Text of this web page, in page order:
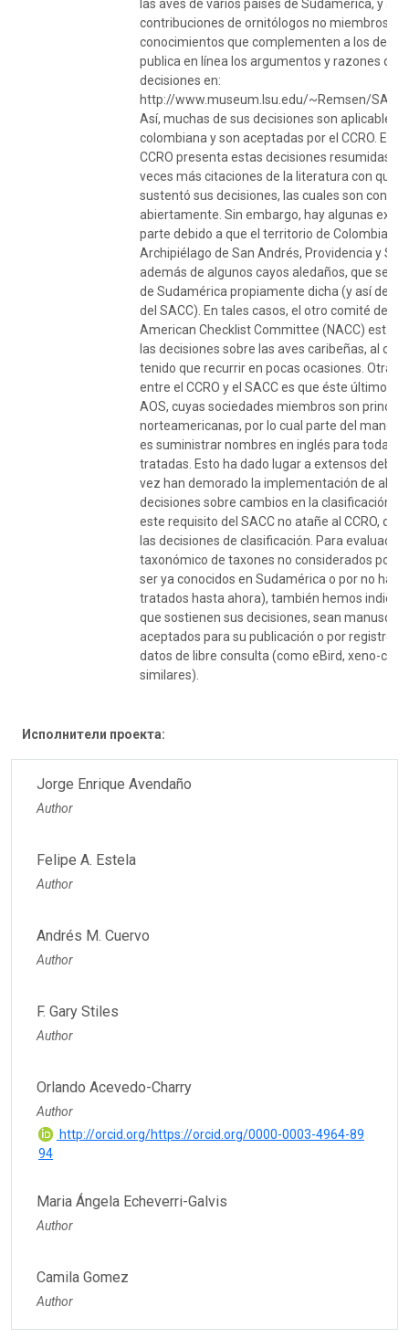
las aves de varios países de Sudamérica, y
contribuciones de ornitólogos no miembros
conocimientos que complementen a los del
publica en línea los argumentos y razones que
decisiones en:
http://www.museum.lsu.edu/~Remsen/
Así, muchas de sus decisiones son aplicables
colombiana y son aceptadas por el CCRO. En
CCRO presenta estas decisiones resumidas,
veces más citaciones de la literatura con que
sustentó sus decisiones, las cuales son
abiertamente. Sin embargo, hay algunas
parte debido a que el territorio de Colombia
Archipiélago de San Andrés, Providencia y
además de algunos cayos aledaños, que se
de Sudamérica propiamente dicha (y así de la
del SACC). En tales casos, el otro comité del
American Checklist Committee (NACC) está
las decisiones sobre las aves caribeñas, al
tenido que recurrir en pocas ocasiones. Otra
entre el CCRO y el SACC es que éste último
AOS, cuyas sociedades miembros son
norteamericanas, por lo cual parte del
es suministrar nombres en inglés para todas
tratadas. Esto ha dado lugar a extensos
vez han demorado la implementación de
decisiones sobre cambios en la clasificación.
este requisito del SACC no atañe al CCRO,
las decisiones de clasificación. Para
taxonómico de taxones no considerados por el
ser ya conocidos en Sudamérica o por no
tratados hasta ahora), también hemos
que sostienen sus decisiones, sean
aceptados para su publicación o por registros
datos de libre consulta (como eBird, xeno-
similares).
Исполнители проекта:
Jorge Enrique Avendaño
Author
Felipe A. Estela
Author
Andrés M. Cuervo
Author
F. Gary Stiles
Author
Orlando Acevedo-Charry
Author
http://orcid.org/https://orcid.org/0000-0003-4964-89
94
Maria Ángela Echeverri-Galvis
Author
Camila Gomez
Author